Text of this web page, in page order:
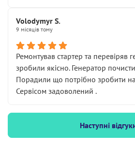
Volodymyr S.
9 місяців тому
Ремонтував стартер та перевіряв
зробили якісно. Генератор
Порадили що потрібно зробити
Сервісом задоволений .
Наступні